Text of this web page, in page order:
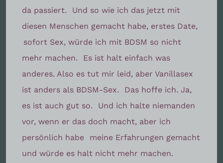
da passiert.
Und so wie ich das jetzt mit
diesen Menschen gemacht habe, erstes Date,
sofort Sex, würde ich mit BDSM so nicht
mehr machen.
Es ist halt einfach was
anderes. Also es tut mir leid, aber Vanillasex
ist anders als BDSM-Sex.
Das hoffe ich. Ja,
es ist auch gut so.
Und ich halte niemanden
vor, wenn er das doch macht, aber ich
persönlich habe
meine Erfahrungen gemacht
und würde es halt nicht mehr machen.